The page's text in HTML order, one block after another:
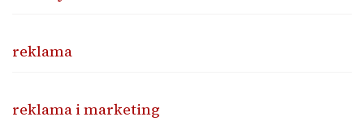
reklama
reklama i marketing